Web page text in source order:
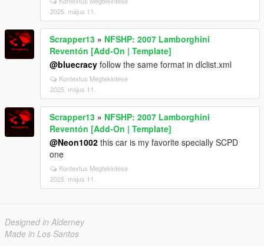
2025. május 11.
Scrapper13 » NFSHP: 2007 Lamborghini
Reventón [Add-On | Template]
@bluecracy follow the same format in dlclist.xml
Kontextus Megtekintése
2025. május 11.
Scrapper13 » NFSHP: 2007 Lamborghini
Reventón [Add-On | Template]
@Neon1002 this car is my favorite specially SCPD
one
Kontextus Megtekintése
2025. május 11.
Designed in Alderney
Made in Los Santos